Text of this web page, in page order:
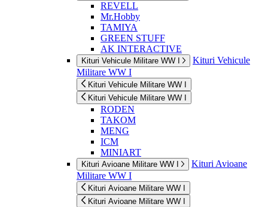
REVELL
Mr.Hobby
TAMIYA
GREEN STUFF
AK INTERACTIVE
Kituri Vehicule Militare WW I
Kituri Vehicule
Militare WW I
Kituri Vehicule Militare WW I
Kituri Vehicule Militare WW I
RODEN
TAKOM
MENG
ICM
MINIART
Kituri Avioane Militare WW I
Kituri Avioane
Militare WW I
Kituri Avioane Militare WW I
Kituri Avioane Militare WW I